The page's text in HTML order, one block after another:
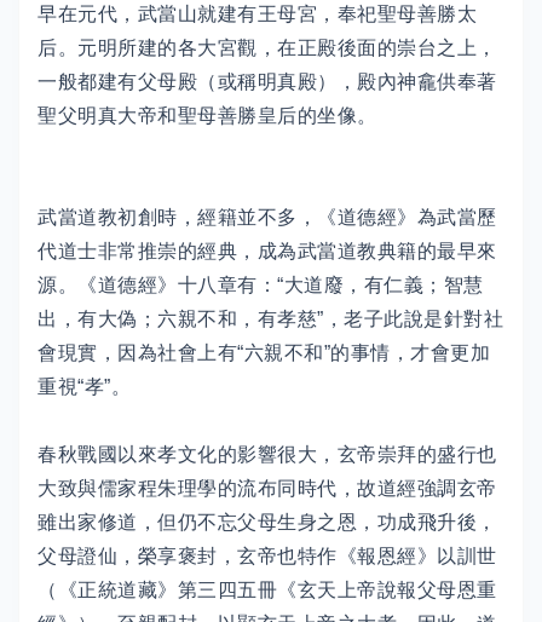
早在元代，武當山就建有王母宮，奉祀聖母善勝太
后。元明所建的各大宮觀，在正殿後面的崇台之上，
一般都建有父母殿（或稱明真殿），殿內神龕供奉著
聖父明真大帝和聖母善勝皇后的坐像。
武當道教初創時，經籍並不多，《道德經》為武當歷
代道士非常推崇的經典，成為武當道教典籍的最早來
源。《道德經》十八章有：“大道廢，有仁義；智慧
出，有大偽；六親不和，有孝慈”，老子此說是針對社
會現實，因為社會上有“六親不和”的事情，才會更加
重視“孝”。
春秋戰國以來孝文化的影響很大，玄帝崇拜的盛行也
大致與儒家程朱理學的流布同時代，故道經強調玄帝
雖出家修道，但仍不忘父母生身之恩，功成飛升後，
父母證仙，榮享褒封，玄帝也特作《報恩經》以訓世
（《正統道藏》第三四五冊《玄天上帝說報父母恩重